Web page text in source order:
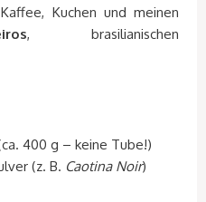
Kuchen und meinen
, brasilianischen
400 g – keine Tube!)
(z. B. Caotina Noir)